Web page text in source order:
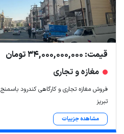
قیمت: 34,000,000,000 تومان
مغازه و تجاری
فروش مغازه تجاری و کارگاهی کندرود باسمنج
تبریز
مشاهده جزییات